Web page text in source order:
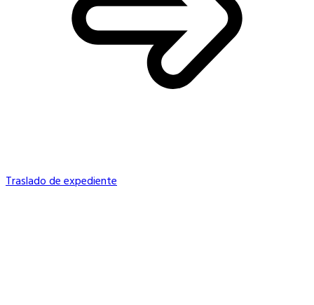
Traslado de expediente